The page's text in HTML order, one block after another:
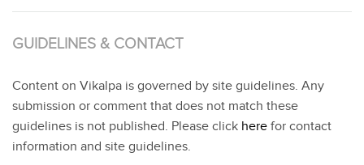
GUIDELINES & CONTACT
Content on Vikalpa is governed by site guidelines. Any
submission or comment that does not match these
guidelines is not published. Please click here for contact
information and site guidelines.